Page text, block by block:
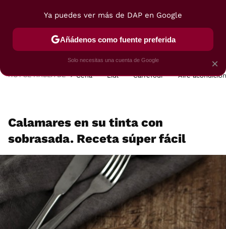
POSTRES VIAJES SELECCIÓN VEGUI
HOY SE HABLA DE Cena Lidl Carrefour Aire
Calamares en su tinta con
sobrasada. Receta súper fácil
×
Ya puedes ver más de DAP en Google
Añádenos como fuente preferida
Solo necesitas una cuenta de Google